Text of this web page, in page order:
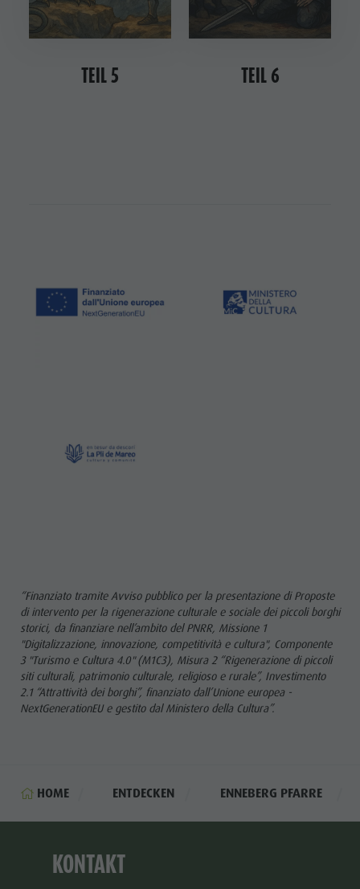
Pfarre
TEIL 5 TEIL 6
“Finanziato tramite Avviso pubblico per la presentazione di Proposte
di intervento per la rigenerazione culturale e sociale dei piccoli borghi
storici, da finanziare nell’ambito del PNRR, Missione 1
"Digitalizzazione, innovazione, competitività e cultura", Componente
3 "Turismo e Cultura 4.0" (M1C3), Misura 2 “Rigenerazione di piccoli
siti culturali, patrimonio culturale, religioso e rurale”, Investimento
2.1 “Attrattività dei borghi”, finanziato dall’Unione europea -
NextGenerationEU e gestito dal Ministero della Cultura”.
HOME ENTDECKEN ENNEBERG PFARRE
KONTAKT